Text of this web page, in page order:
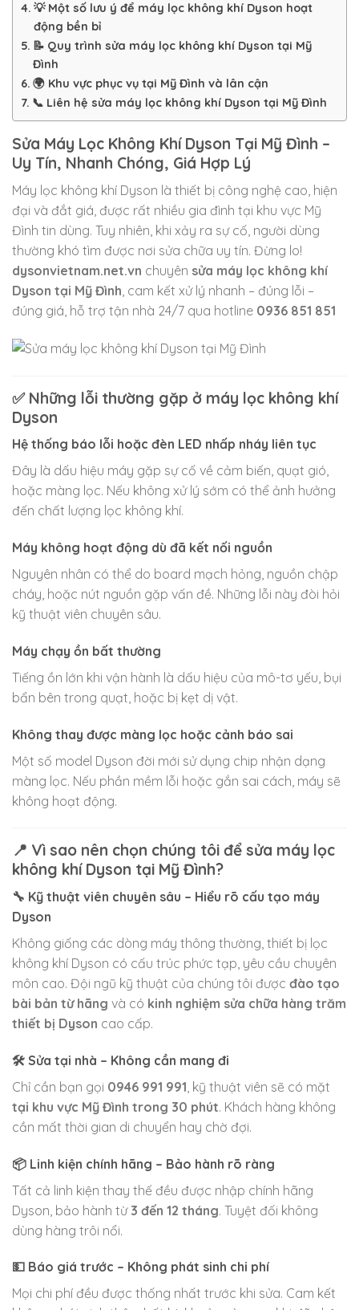
💡 Một số lưu ý để máy lọc không khí Dyson hoạt
động bền bỉ
📝 Quy trình sửa máy lọc không khí Dyson tại Mỹ
Đình
🌍 Khu vực phục vụ tại Mỹ Đình và lân cận
📞 Liên hệ sửa máy lọc không khí Dyson tại Mỹ Đình
Sửa Máy Lọc Không Khí Dyson Tại Mỹ Đình –
Uy Tín, Nhanh Chóng, Giá Hợp Lý
Máy lọc không khí Dyson là thiết bị công nghệ cao, hiện
đại và đắt giá, được rất nhiều gia đình tại khu vực Mỹ
Đình tin dùng. Tuy nhiên, khi xảy ra sự cố, người dùng
thường khó tìm được nơi sửa chữa uy tín. Đừng lo!
dysonvietnam.net.vn chuyên sửa máy lọc không khí
Dyson tại Mỹ Đình , cam kết xử lý nhanh – đúng lỗi –
đúng giá, hỗ trợ tận nhà 24/7 qua hotline 0936 851 851
✅ Những lỗi thường gặp ở máy lọc không khí
Dyson
Hệ thống báo lỗi hoặc đèn LED nhấp nháy liên tục
Đây là dấu hiệu máy gặp sự cố về cảm biến, quạt gió,
hoặc màng lọc. Nếu không xử lý sớm có thể ảnh hưởng
đến chất lượng lọc không khí.
Máy không hoạt động dù đã kết nối nguồn
Nguyên nhân có thể do board mạch hỏng, nguồn chập
cháy, hoặc nút nguồn gặp vấn đề. Những lỗi này đòi hỏi
kỹ thuật viên chuyên sâu.
Máy chạy ồn bất thường
Tiếng ồn lớn khi vận hành là dấu hiệu của mô-tơ yếu, bụi
bẩn bên trong quạt, hoặc bị kẹt dị vật.
Không thay được màng lọc hoặc cảnh báo sai
Một số model Dyson đời mới sử dụng chip nhận dạng
màng lọc. Nếu phần mềm lỗi hoặc gắn sai cách, máy sẽ
không hoạt động.
📍 Vì sao nên chọn chúng tôi để sửa máy lọc
không khí Dyson tại Mỹ Đình?
🔧 Kỹ thuật viên chuyên sâu – Hiểu rõ cấu tạo máy
Dyson
Không giống các dòng máy thông thường, thiết bị lọc
không khí Dyson có cấu trúc phức tạp, yêu cầu chuyên
môn cao. Đội ngũ kỹ thuật của chúng tôi được đào tạo
bài bản từ hãng và có kinh nghiệm sửa chữa hàng trăm
thiết bị Dyson cao cấp.
🛠️ Sửa tại nhà – Không cần mang đi
Chỉ cần bạn gọi 0946 991 991 , kỹ thuật viên sẽ có mặt
tại khu vực Mỹ Đình trong 30 phút. Khách hàng không
cần mất thời gian di chuyển hay chờ đợi.
📦 Linh kiện chính hãng – Bảo hành rõ ràng
Tất cả linh kiện thay thế đều được nhập chính hãng
Dyson, bảo hành từ 3 đến 12 tháng. Tuyệt đối không
dùng hàng trôi nổi.
💵 Báo giá trước – Không phát sinh chi phí
Mọi chi phí đều được thống nhất trước khi sửa. Cam kết